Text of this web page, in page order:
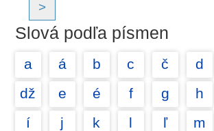
>
Slová podľa písmen
a á b c č d
dž
e é f g h
í
j k l ľ m